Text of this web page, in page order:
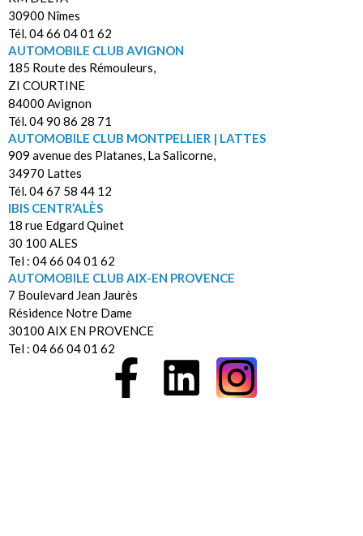
30900 Nîmes
Tél. 04 66 04 01 62
AUTOMOBILE CLUB AVIGNON
185 Route des Rémouleurs,
ZI COURTINE
84000 Avignon
Tél. 04 90 86 28 71
AUTOMOBILE CLUB MONTPELLIER | LATTES
909 avenue des Platanes, La Salicorne,
34970 Lattes
Tél. 04 67 58 44 12
IBIS CENTR’ALÈS
18 rue Edgard Quinet
30 100 ALES
Tel : 04 66 04 01 62
AUTOMOBILE CLUB AIX-EN PROVENCE
7 Boulevard Jean Jaurès
Résidence Notre Dame
30100 AIX EN PROVENCE
Tel : 04 66 04 01 62